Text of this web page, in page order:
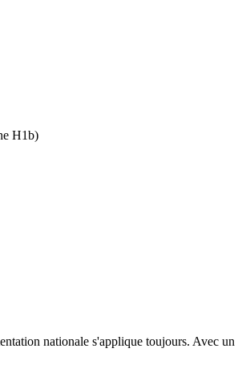
H1b)
nationale s'applique toujours. Avec